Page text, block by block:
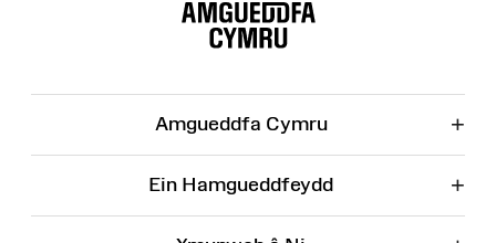
Amgueddfa Cymru +
Ein Hamgueddfeydd +